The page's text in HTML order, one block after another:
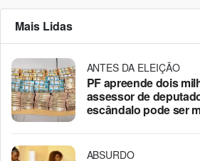
Mais Lidas
ANTES DA ELEIÇÃO
PF apreende dois
assessor de
escândalo pode ser
ABSURDO